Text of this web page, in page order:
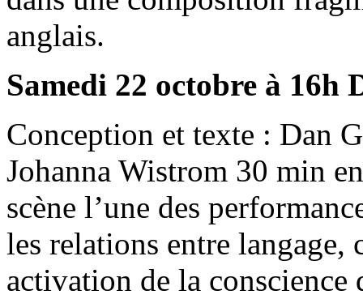
anglais.
Samedi 22 octobre à 16h
Conception et texte : Dan
Johanna Wistrom 30 min
scène l’une des
les relations entre langage,
activation de la conscience